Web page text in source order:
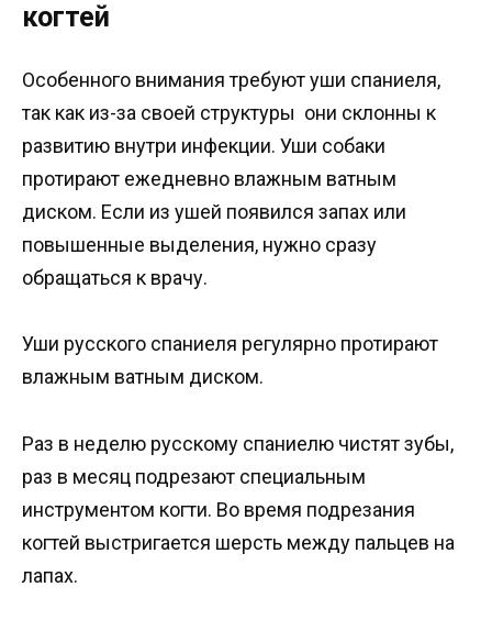
когтей
Особенного внимания требуют уши спаниеля,
так как из-за своей структуры они склонны к
развитию внутри инфекции. Уши собаки
протирают ежедневно влажным ватным
диском. Если из ушей появился запах или
повышенные выделения, нужно сразу
обращаться к врачу.
Уши русского спаниеля регулярно протирают
влажным ватным диском.
Раз в неделю русскому спаниелю чистят зубы,
раз в месяц подрезают специальным
инструментом когти. Во время подрезания
когтей выстригается шерсть между пальцев на
лапах.